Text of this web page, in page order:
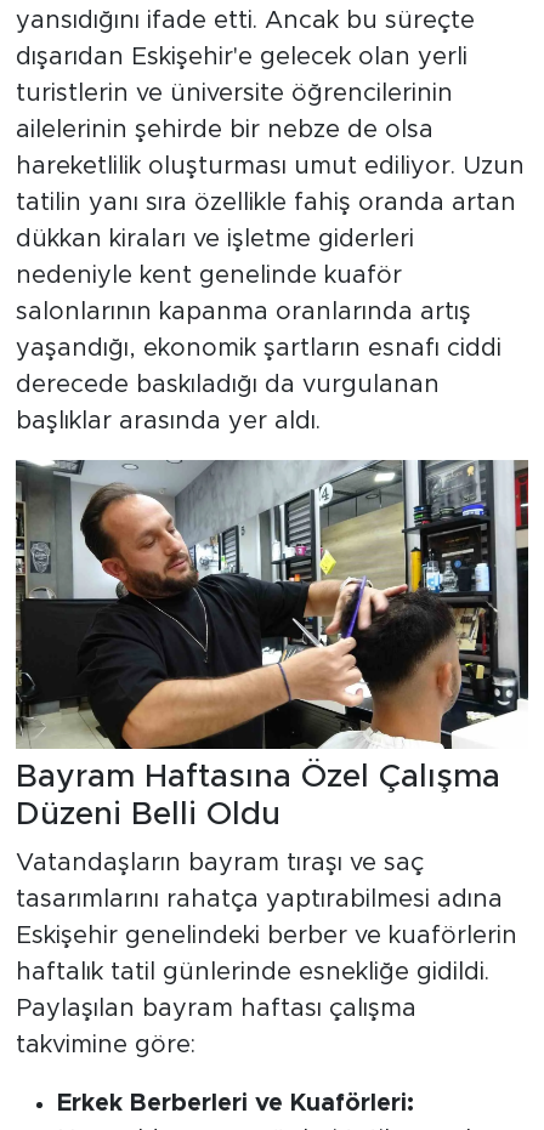
yansıdığını ifade etti. Ancak bu süreçte
dışarıdan Eskişehir'e gelecek olan yerli
turistlerin ve üniversite öğrencilerinin
ailelerinin şehirde bir nebze de olsa
hareketlilik oluşturması umut ediliyor. Uzun
tatilin yanı sıra özellikle fahiş oranda artan
dükkan kiraları ve işletme giderleri
nedeniyle kent genelinde kuaför
salonlarının kapanma oranlarında artış
yaşandığı, ekonomik şartların esnafı ciddi
derecede baskıladığı da vurgulanan
başlıklar arasında yer aldı.
Bayram Haftasına Özel Çalışma
Düzeni Belli Oldu
Vatandaşların bayram tıraşı ve saç
tasarımlarını rahatça yaptırabilmesi adına
Eskişehir genelindeki berber ve kuaförlerin
haftalık tatil günlerinde esnekliğe gidildi.
Paylaşılan bayram haftası çalışma
takvimine göre:
Erkek Berberleri ve Kuaförleri: